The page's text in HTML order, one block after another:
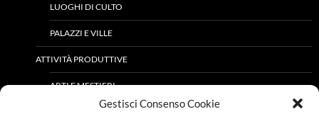
Gestisci Consenso Cookie
LUOGHI DI CULTO
PALAZZI E VILLE
ATTIVITÀ PRODUTTIVE
ARTI E MESTIERI
IMPRENDITORIA AGRICOLA E FORESTALE